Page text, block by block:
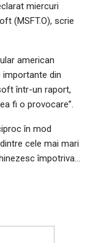
miercuri
(MSFT.O), scrie
american
importante din
într-un raport,
fi o provocare”.
în mod
cele mai mari
împotriva…